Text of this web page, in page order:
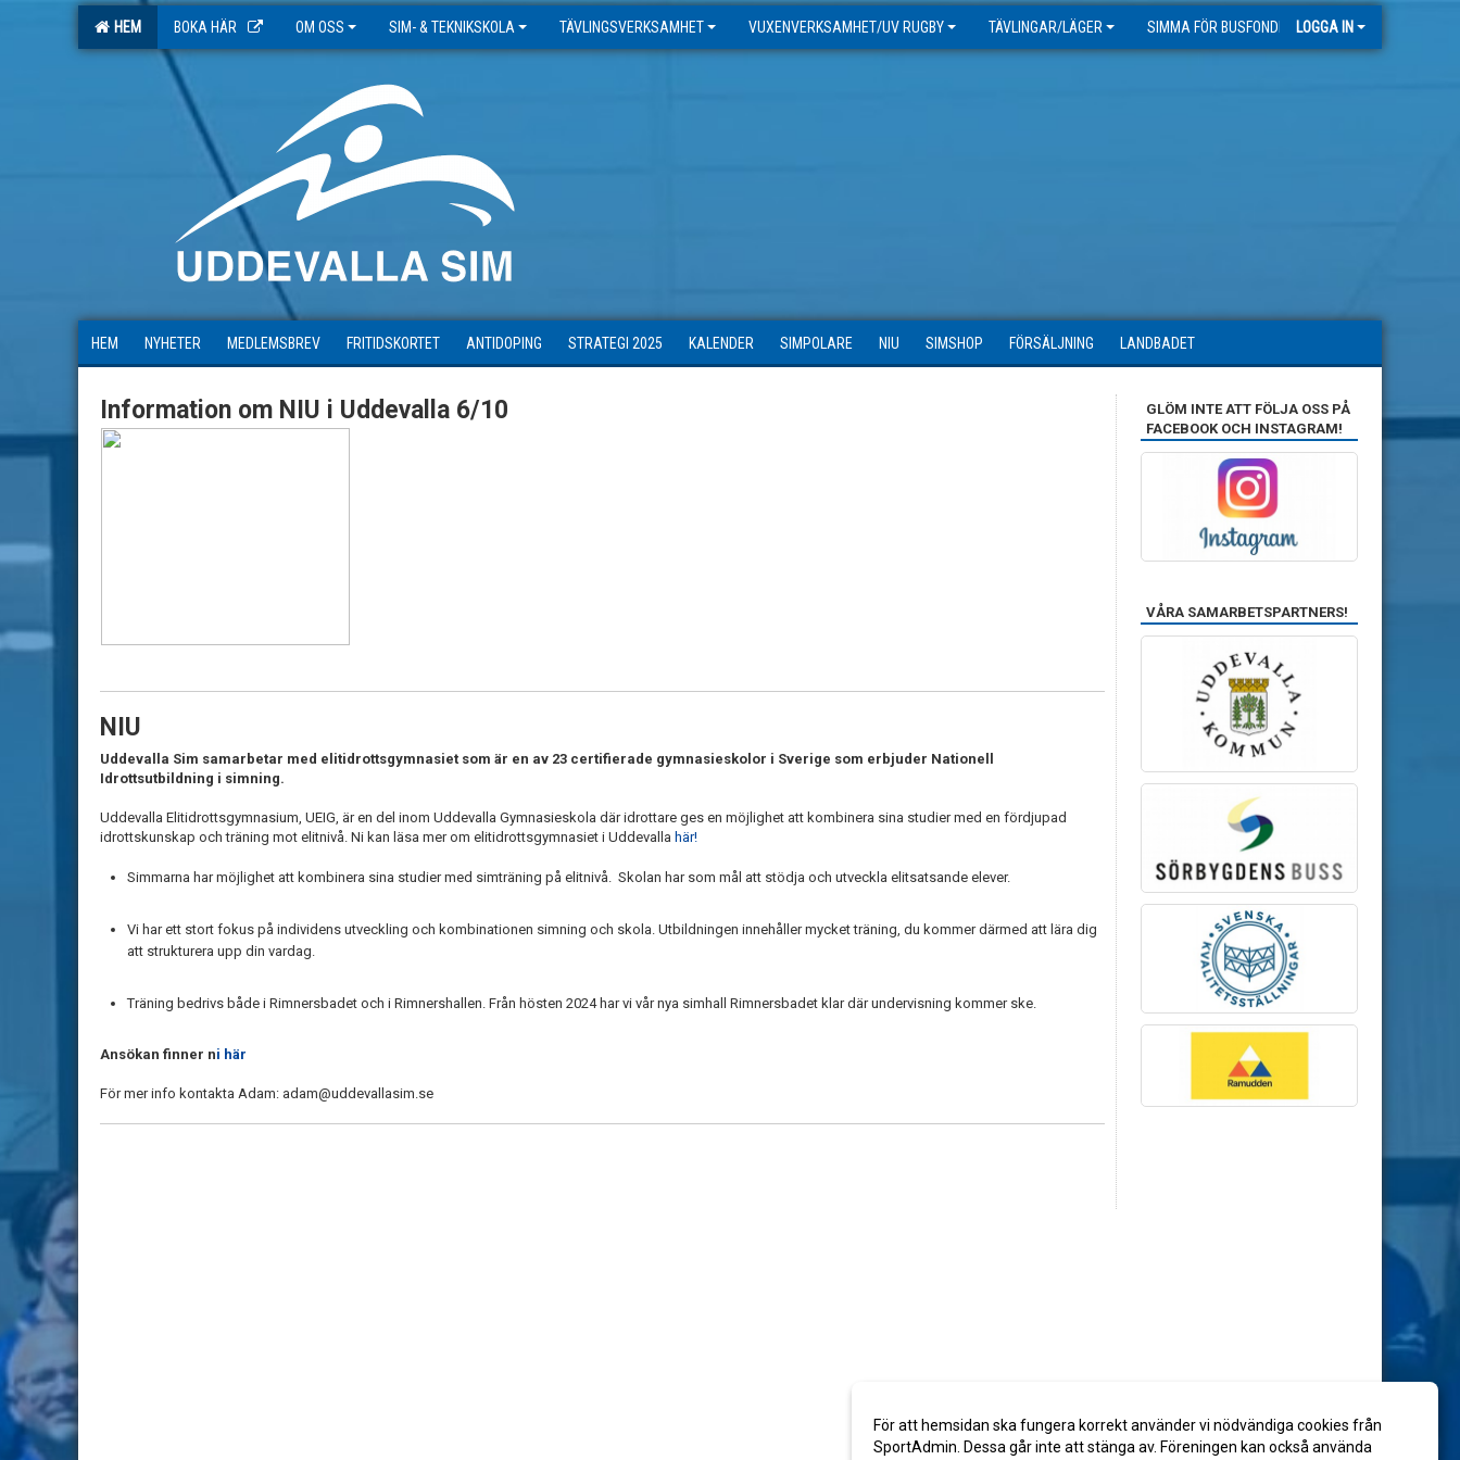
HEM BOKA HÄR OM OSS SIM- & TEKNIKSKOLA TÄVLINGSVERKSAMHET VUXENVERKSAMHET/UV RUGBY TÄVLINGAR/LÄGER SIMMA FÖR BUSFONDEN LOGGA IN
HEM NYHETER MEDLEMSBREV FRITIDSKORTET ANTIDOPING STRATEGI 2025 KALENDER SIMPOLARE NIU SIMSHOP FÖRSÄLJNING LANDBADET
Information om NIU i Uddevalla 6/10
NIU
Uddevalla Sim samarbetar med elitidrottsgymnasiet som är en av 23 certifierade gymnasieskolor i Sverige som erbjuder Nationell
Idrottsutbildning i simning.
Uddevalla Elitidrottsgymnasium, UEIG, är en del inom Uddevalla Gymnasieskola där idrottare ges en möjlighet att kombinera sina studier med en fördjupad
idrottskunskap och träning mot elitnivå. Ni kan läsa mer om elitidrottsgymnasiet i Uddevalla här!
Simmarna har möjlighet att kombinera sina studier med simträning på elitnivå. Skolan har som mål att stödja och utveckla elitsatsande elever.
Vi har ett stort fokus på individens utveckling och kombinationen simning och skola. Utbildningen innehåller mycket träning, du kommer därmed att lära dig
att strukturera upp din vardag.
Träning bedrivs både i Rimnersbadet och i Rimnershallen. Från hösten 2024 har vi vår nya simhall Rimnersbadet klar där undervisning kommer ske.
Ansökan finner ni här
För mer info kontakta Adam: adam@uddevallasim.se
GLÖM INTE ATT FÖLJA OSS PÅ
FACEBOOK OCH INSTAGRAM!
VÅRA SAMARBETSPARTNERS!
För att hemsidan ska fungera korrekt använder vi nödvändiga cookies från
SportAdmin. Dessa går inte att stänga av. Föreningen kan också använda